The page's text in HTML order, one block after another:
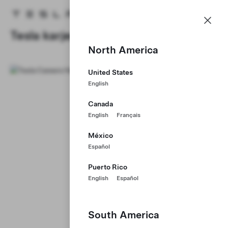
Tesla homepage
Skip to main content
North America
United States
English
Canada
English Français
México
Español
Puerto Rico
English Español
South America
Tesla karjera